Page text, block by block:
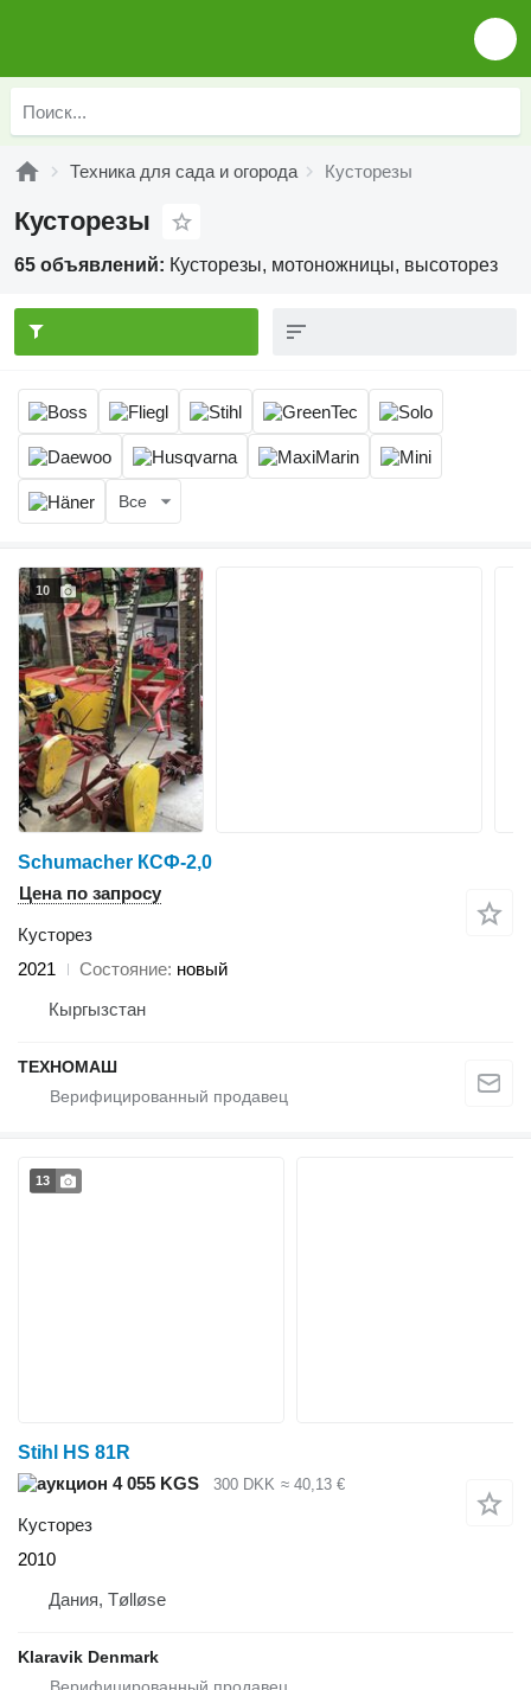
Техника для сада и огорода Кусторезы
Кусторезы
65 объявлений: Кусторезы, мотоножницы, высоторез
Все
10
Schumacher КСФ-2,0
Цена по запросу
Кусторез
2021
Состояние новый
Кыргызстан
ТЕХНОМАШ
13
Stihl HS 81R
4 055 KGS
300 DKK ≈ 40,13 €
Кусторез
2010
Дания, Tølløse
Klaravik Denmark